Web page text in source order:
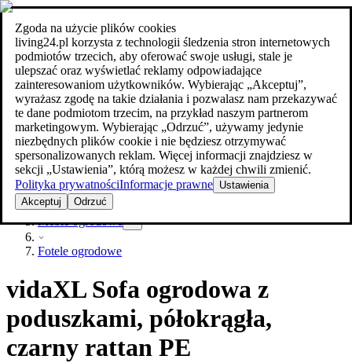
Zgoda na użycie plików cookies
living24.pl korzysta z technologii śledzenia stron internetowych
podmiotów trzecich, aby oferować swoje usługi, stale je
ulepszać oraz wyświetlać reklamy odpowiadające
zainteresowaniom użytkowników. Wybierając „Akceptuj”,
wyrażasz zgodę na takie działania i pozwalasz nam przekazywać
te dane podmiotom trzecim, na przykład naszym partnerom
marketingowym. Wybierając „Odrzuć”, używamy jedynie
niezbędnych plików cookie i nie będziesz otrzymywać
spersonalizowanych reklam. Więcej informacji znajdziesz w
sekcji „Ustawienia”, którą możesz w każdej chwili zmienić.
Polityka prywatnościInformacje prawne Ustawienia
Akceptuj
Odrzuć
Szukaj
meble w najlepszej ceniemeble w najlepszej cenie
Ogród
Meble ogrodowe
Fotele ogrodowe
vidaXL Sofa ogrodowa z
poduszkami, półokrągła,
czarny rattan PE